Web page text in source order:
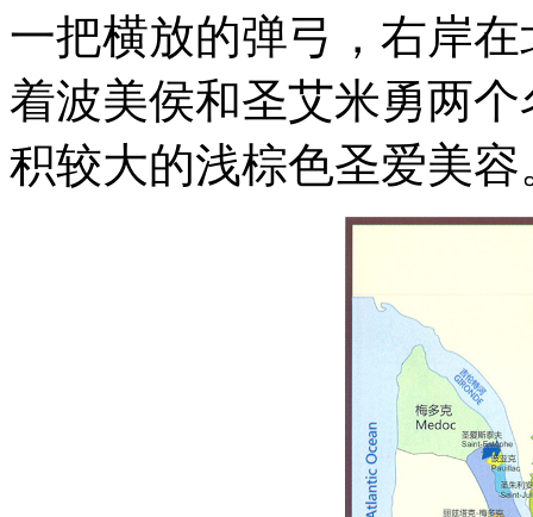
一把横放的弹弓，右岸
着波美侯和圣艾米勇两
积较大的浅棕色圣爱美容